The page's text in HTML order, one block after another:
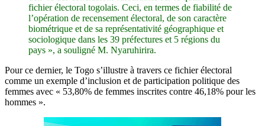
fichier électoral togolais. Ceci, en termes de fiabilité de
l’opération de recensement électoral, de son caractère
biométrique et de sa représentativité géographique et
sociologique dans les 39 préfectures et 5 régions du
pays », a souligné M. Nyaruhirira.
Pour ce dernier, le Togo s’illustre à travers ce fichier électoral
comme un exemple d’inclusion et de participation politique des
femmes avec « 53,80% de femmes inscrites contre 46,18% pour les
hommes ».